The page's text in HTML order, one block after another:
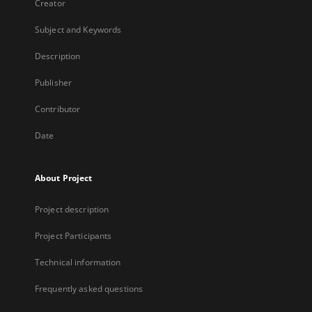
Creator
Subject and Keywords
Description
Publisher
Contributor
Date
About Project
Project description
Project Participants
Technical information
Frequently asked questions